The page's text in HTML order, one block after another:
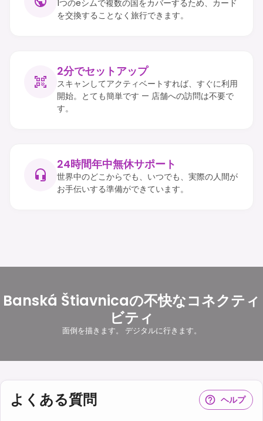
1つのeシムで複数の国をカバーするため、カード
を交換することなく旅行できます。
2分でセットアップ
スキャンしてアクティベートすれば、すぐに利用
開始。とても簡単です — 店舗への訪問は不要で
す。
24時間年中無休サポート
世界中のどこからでも、いつでも、実際の人間が
お手伝いする準備ができています。
Banská Štiavnicaの不快なコネクティ
ビティ
面倒を描きます。 デジタルに行きます。
よくある質問 ヘルプ